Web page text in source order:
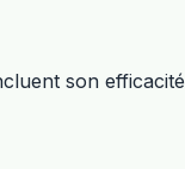
son